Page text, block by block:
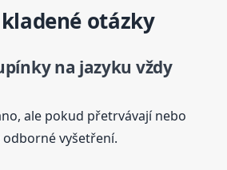
kladené otázky
na jazyku vždy
ale pokud přetrvávají nebo
vyšetření.